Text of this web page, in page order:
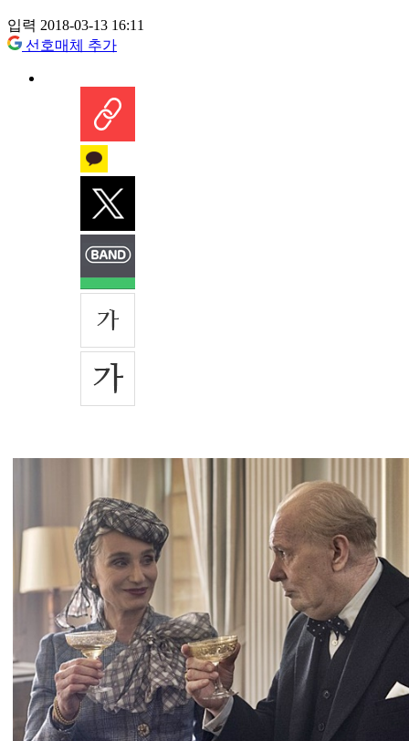
입력 2018-03-13 16:11
선호매체 추가